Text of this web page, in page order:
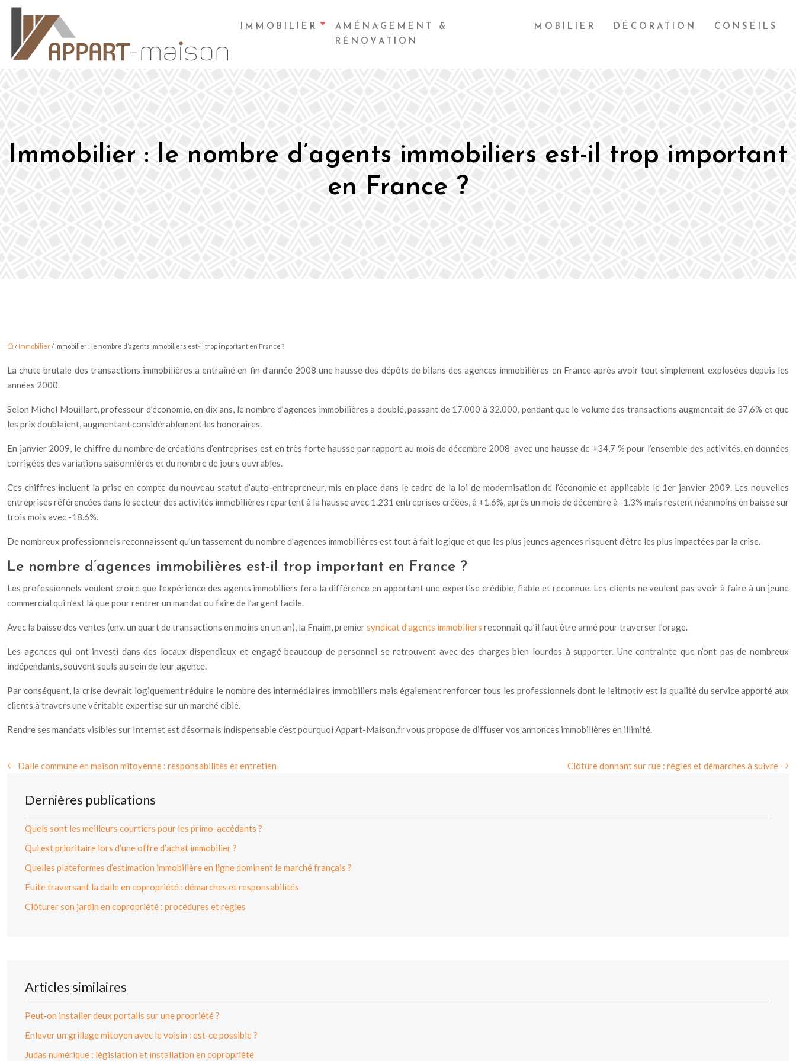
IMMOBILIER
AMÉNAGEMENT &
RÉNOVATION
MOBILIER DÉCORATION CONSEILS
Immobilier : le nombre d’agents immobiliers est-il trop important
en France ?
/ Immobilier/ Immobilier : le nombre d’agents immobiliers est-il trop important en France ?
La chute brutale des transactions immobilières a entraîné en fin d’année 2008 une hausse des dépôts de bilans des agences immobilières en France après avoir tout simplement explosées depuis les
années 2000.
Selon Michel Mouillart, professeur d’économie, en dix ans, le nombre d’agences immobilières a doublé, passant de 17.000 à 32.000, pendant que le volume des transactions augmentait de 37,6% et que
les prix doublaient, augmentant considérablement les honoraires.
En janvier 2009, le chiffre du nombre de créations d’entreprises est en très forte hausse par rapport au mois de décembre 2008 avec une hausse de +34,7 % pour l’ensemble des activités, en données
corrigées des variations saisonnières et du nombre de jours ouvrables.
Ces chiffres incluent la prise en compte du nouveau statut d’auto-entrepreneur, mis en place dans le cadre de la loi de modernisation de l’économie et applicable le 1er janvier 2009. Les nouvelles
entreprises référencées dans le secteur des activités immobilières repartent à la hausse avec 1.231 entreprises créées, à +1.6%, après un mois de décembre à -1.3% mais restent néanmoins en baisse sur
trois mois avec -18.6%.
De nombreux professionnels reconnaissent qu’un tassement du nombre d’agences immobilières est tout à fait logique et que les plus jeunes agences risquent d’être les plus impactées par la crise.
Le nombre d’agences immobilières est-il trop important en France ?
Les professionnels veulent croire que l’expérience des agents immobiliers fera la différence en apportant une expertise crédible, fiable et reconnue. Les clients ne veulent pas avoir à faire à un jeune
commercial qui n’est là que pour rentrer un mandat ou faire de l’argent facile.
Avec la baisse des ventes (env. un quart de transactions en moins en un an), la Fnaim, premiersyndicat d’agents immobiliers reconnaît qu’il faut être armé pour traverser l’orage.
Les agences qui ont investi dans des locaux dispendieux et engagé beaucoup de personnel se retrouvent avec des charges bien lourdes à supporter. Une contrainte que n’ont pas de nombreux
indépendants, souvent seuls au sein de leur agence.
Par conséquent, la crise devrait logiquement réduire le nombre des intermédiaires immobiliers mais également renforcer tous les professionnels dont le leitmotiv est la qualité du service apporté aux
clients à travers une véritable expertise sur un marché ciblé.
Rendre ses mandats visibles sur Internet est désormais indispensable c’est pourquoi Appart-Maison.fr vous propose de diffuser vos annonces immobilières en illimité.
Dalle commune en maison mitoyenne : responsabilités et entretien Clôture donnant sur rue : règles et démarches à suivre
Dernières publications
Quels sont les meilleurs courtiers pour les primo-accédants ?
Qui est prioritaire lors d’une offre d’achat immobilier ?
Quelles plateformes d’estimation immobilière en ligne dominent le marché français ?
Fuite traversant la dalle en copropriété : démarches et responsabilités
Clôturer son jardin en copropriété : procédures et règles
Articles similaires
Peut‑on installer deux portails sur une propriété ?
Enlever un grillage mitoyen avec le voisin : est‑ce possible ?
Judas numérique : législation et installation en copropriété